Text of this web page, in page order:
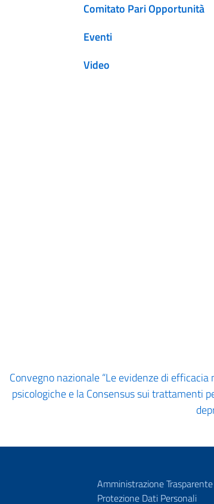
Comitato Pari Opportunità
Eventi
Video
Convegno nazionale “Le evidenze di efficacia
psicologiche e la Consensus sui trattamenti
Amministrazione Trasparente
Protezione Dati Personali